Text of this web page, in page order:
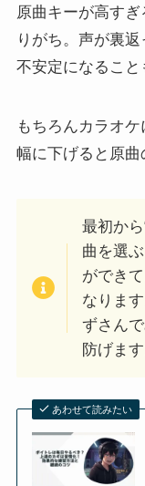
原曲キーが高す
りがち。声が裏
不安定になること
もちろんカラオ
幅に下げると原曲
最初か
曲を選
ができ
なりま
ずさん
防げます
あわせて読みたい